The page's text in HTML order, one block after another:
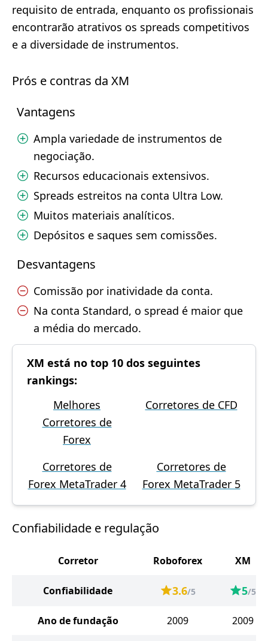
requisito de entrada, enquanto os profissionais
encontrarão atrativos os spreads competitivos
e a diversidade de instrumentos.
Prós e contras da XM
Vantagens
Ampla variedade de instrumentos de
negociação.
Recursos educacionais extensivos.
Spreads estreitos na conta Ultra Low.
Muitos materiais analíticos.
Depósitos e saques sem comissões.
Desvantagens
Comissão por inatividade da conta.
Na conta Standard, o spread é maior que
a média do mercado.
XM está no top 10 dos seguintes
rankings:
Melhores
Corretores de
Forex
Corretores de CFD
Corretores de
Forex MetaTrader 4
Corretores de
Forex MetaTrader 5
Confiabilidade e regulação
Corretor Roboforex XM
Confiabilidade 3.6/5 5/5
Ano de fundação 2009 2009